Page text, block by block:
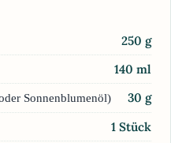
250 g
140 ml
Sonnenblumenöl) 30 g
1 Stück